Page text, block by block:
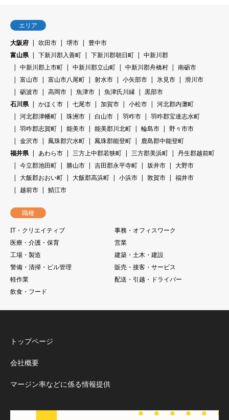
エリア
大阪府
吹田市 堺市
豊中市
富山県
下新川郡入善町 下新川郡朝日町
中新川郡
中新川郡上市町
中新川郡立山町 中新川郡舟橋村
南砺市
富山市
富山市八尾町 射水市 小矢部市 氷見市
滑川市
砺波市
高岡市 魚津市 魚津氏川縁
黒部市
石川県
かほく市 七尾市 加賀市 小松市
河北郡内灘町
河北郡津幡町
珠洲市 白山市 羽咋市
羽咋郡宝達志水町
羽咋郡志賀町
能美市 能美郡川北町 輪島市
野々市市
金沢市
鳳珠郡穴水町 鳳珠郡能登町
鹿島郡中能登町
福井県
あわら市 三方上中郡若狭町 三方郡美浜町
丹生郡越前町
今立郡池田町
勝山市 吉田郡永平寺町 坂井市
大野市
大飯郡おおい町
大飯郡高浜町 小浜市 敦賀市
福井市
越前市
鯖江市
職種
IT・クリエイティブ
事務・オフィスワーク
医療・介護・保育
営業
工場・製造
建築・土木・建設
警備・清掃・ビル管理
販売・接客・サービス
軽作業
配送・引越・ドライバー
飲食・フード
トップページ
会社概要
マージン率などに係る情報提供